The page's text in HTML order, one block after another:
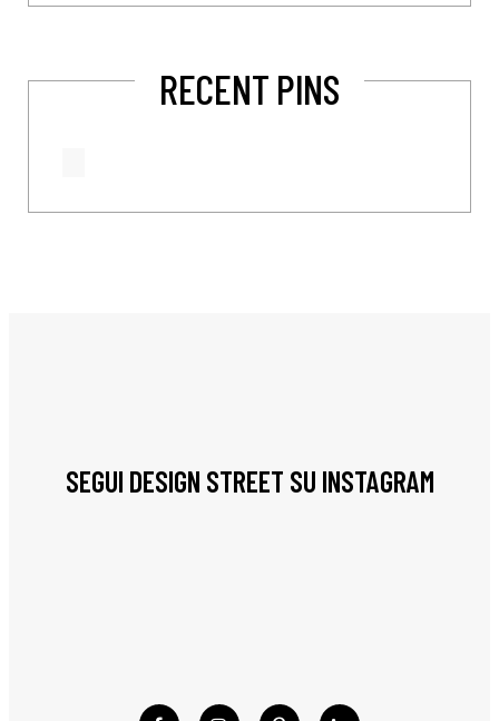
RECENT PINS
SEGUI DESIGN STREET SU INSTAGRAM